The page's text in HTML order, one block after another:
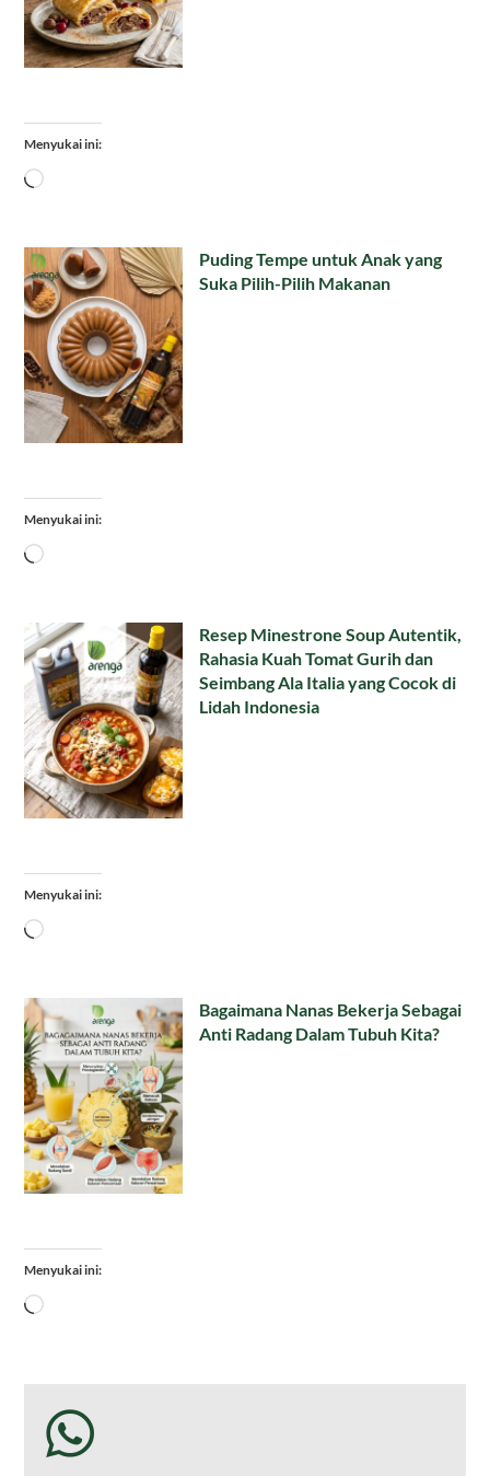
Menyukai ini:
Memuat...
Puding Tempe untuk Anak yang
Suka Pilih-Pilih Makanan
Menyukai ini:
Memuat...
Resep Minestrone Soup Autentik,
Rahasia Kuah Tomat Gurih dan
Seimbang Ala Italia yang Cocok di
Lidah Indonesia
Menyukai ini:
Memuat...
Bagaimana Nanas Bekerja Sebagai
Anti Radang Dalam Tubuh Kita?
Menyukai ini:
Memuat...